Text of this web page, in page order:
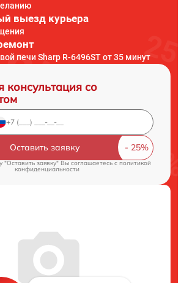
выезд курьера
печи Sharp R-6496ST от 35 минут
консультация со
Оставить заявку
"Оставить заявку" Вы соглашаетесь cполитикой
конфиденциальности